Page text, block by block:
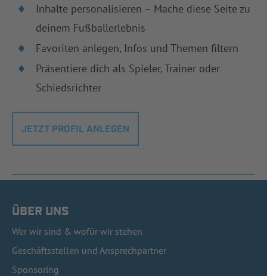
Inhalte personalisieren – Mache diese Seite zu
deinem Fußballerlebnis
Favoriten anlegen, Infos und Themen filtern
Präsentiere dich als Spieler, Trainer oder
Schiedsrichter
JETZT PROFIL ANLEGEN
ÜBER UNS
Wer wir sind & wofür wir stehen
Geschäftsstellen und Ansprechpartner
Sponsoring